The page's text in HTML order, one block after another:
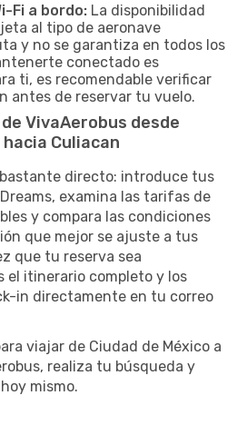
Fi a bordo: La disponibilidad
al tipo de aeronave
y no se garantiza en todos los
conectado es
ti, es recomendable verificar
antes de reservar tu vuelo.
VivaAerobus desde
Culiacan
directo: introduce tus
examina las tarifas de
y compara las condiciones
que mejor se ajuste a tus
que tu reserva sea
el itinerario completo y los
in directamente en tu correo
viajar de Ciudad de México a
realiza tu búsqueda y
mismo.